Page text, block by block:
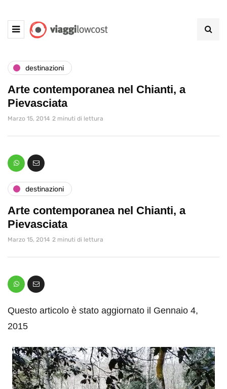
destinazioni
Arte contemporanea nel Chianti, a
Pievasciata
Marzo 15, 2014 2 minuti di lettura
destinazioni
Arte contemporanea nel Chianti, a
Pievasciata
Marzo 15, 2014 2 minuti di lettura
Questo articolo è stato aggiornato il Gennaio 4,
2015